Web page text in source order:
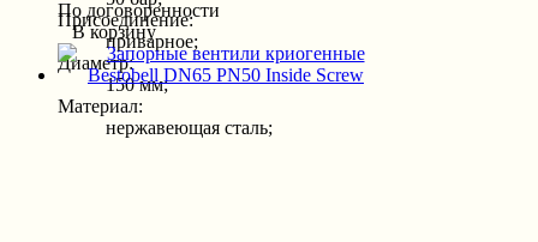
Присоединение:
приварное;
Диаметр:
150 мм;
Материал:
нержавеющая сталь;
По договоренности
В корзину